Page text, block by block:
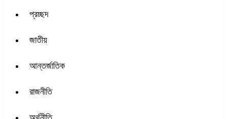
প্রচ্ছদ
জাতীয়
আন্তর্জাতিক
রাজনীতি